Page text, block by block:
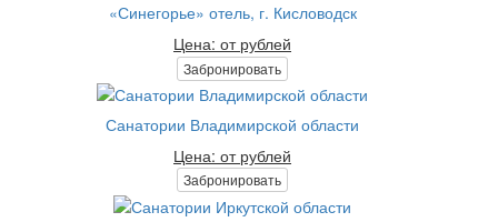
«Синегорье» отель, г. Кисловодск
Цена: от рублей
Забронировать
Санатории Владимирской области
Цена: от рублей
Забронировать